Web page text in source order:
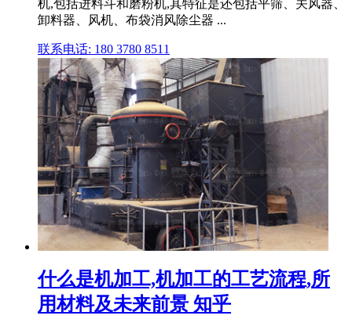
机,包括进料斗和磨粉机,其特征是还包括平筛、关风器、
卸料器、风机、布袋消风除尘器 ...
联系电话: 180 3780 8511
什么是机加工,机加工的工艺流程,所
用材料及未来前景 知乎